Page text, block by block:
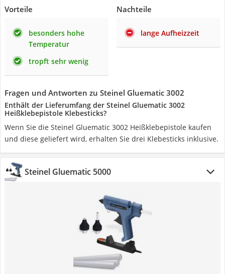
Vorteile
besonders hohe
Temperatur
tropft sehr wenig
Nachteile
lange Aufheizzeit
Fragen und Antworten zu Steinel Gluematic 3002
Enthält der Lieferumfang der Steinel Gluematic 3002
Heißklebepistole Klebesticks?
Wenn Sie die Steinel Gluematic 3002 Heißklebepistole kaufen
und diese geliefert wird, erhalten Sie drei Klebesticks inklusive.
Steinel Gluematic 5000